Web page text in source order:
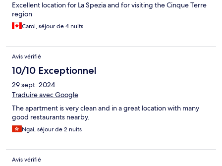
Excellent location for La Spezia and for visiting the Cinque Terre
region
Carol, séjour de 4 nuits
Avis vérifié
10/10 Exceptionnel
29 sept. 2024
Traduire avec Google
The apartment is very clean and in a great location with many
good restaurants nearby.
Ngai, séjour de 2 nuits
Avis vérifié